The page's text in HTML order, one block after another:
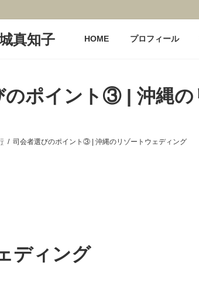
HOME プロフィール
のポイント③ | 沖縄
司会者選びのポイント③ | 沖縄のリゾートウェディング
ディング